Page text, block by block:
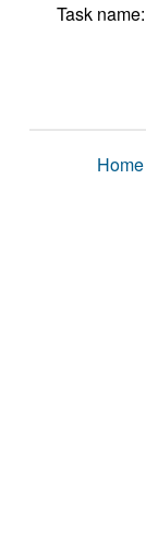
Task name:
Home